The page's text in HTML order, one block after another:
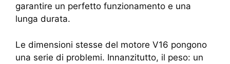
garantire un perfetto funzionamento e una
lunga durata.
Le dimensioni stesse del motore V16 pongono
una serie di problemi. Innanzitutto, il peso: un